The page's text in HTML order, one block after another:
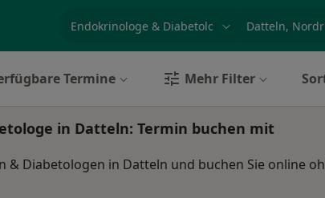
Termine Mehr Filter
in Datteln: Termin buchen mit
& Diabetologen in Datteln und buchen Sie online